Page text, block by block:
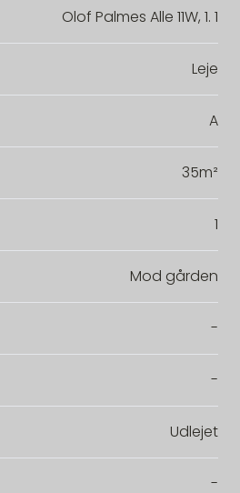
Olof Palmes Alle 11W, 1. 1
Leje
A
35m²
1
Mod gården
-
-
Udlejet
-